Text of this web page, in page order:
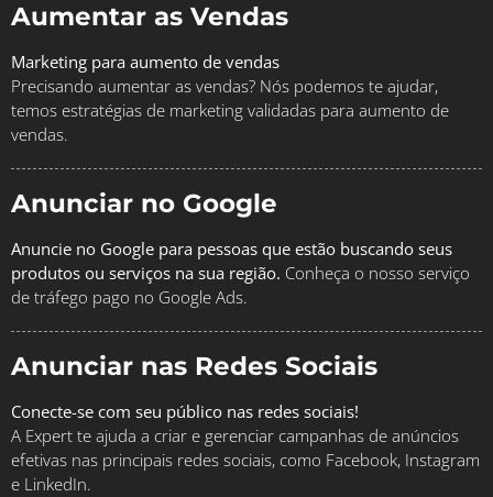
Aumentar as Vendas
Marketing para aumento de vendas
Precisando aumentar as vendas? Nós podemos te ajudar,
temos estratégias de marketing validadas para aumento de
vendas.
Anunciar no Google
Anuncie no Google para pessoas que estão buscando seus
produtos ou serviços na sua região. Conheça o nosso serviço
de tráfego pago no Google Ads.
Anunciar nas Redes Sociais
Conecte-se com seu público nas redes sociais!
A Expert te ajuda a criar e gerenciar campanhas de anúncios
efetivas nas principais redes sociais, como Facebook, Instagram
e LinkedIn.